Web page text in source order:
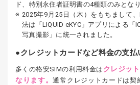
ド、特別永住者証明書の4種類のみとなり
2025年9月25日（木）をもちまして
法は「LIQUID eKYC」アプリによる「
写真撮影」に統一されました。
クレジットカードなど料金の支払
多くの格安SIMの利用料金は クレジッ
なります。通常クレジットカードは契